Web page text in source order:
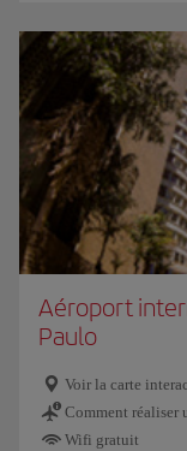
Aéroport
Paulo
Voir la carte
Comment réaliser
Wifi gratuit